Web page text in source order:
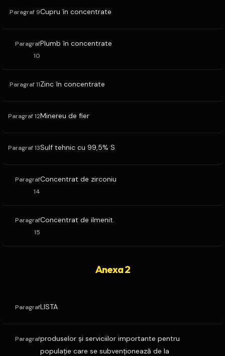
Paragraf 9Cupru în concentrate
Paragraf
10
Plumb în concentrate
Paragraf 11Zinc în concentrate
Paragraf 12Minereu de fier
Paragraf 13Sulf tehnic cu 99,5% S
Paragraf
14
Concentrat de zirconiu
Paragraf
15
Concentrat de ilmenit.
Anexa 2
ParagrafLISTA
Paragrafproduselor şi serviciilor importante pentru
populaţie care se subvenţionează de la